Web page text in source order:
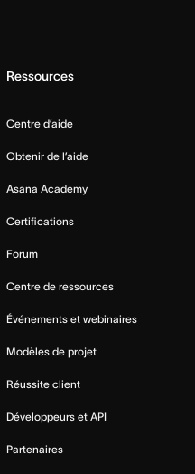
Ressources
Centre d’aide
Obtenir de l’aide
Asana Academy
Certifications
Forum
Centre de ressources
Événements et webinaires
Modèles de projet
Réussite client
Développeurs et API
Partenaires